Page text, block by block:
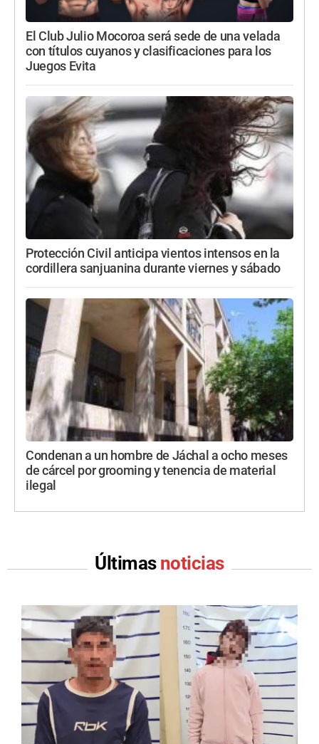
El Club Julio Mocoroa será sede de una velada
con títulos cuyanos y clasificaciones para los
Juegos Evita
Protección Civil anticipa vientos intensos en la
cordillera sanjuanina durante viernes y sábado
Condenan a un hombre de Jáchal a ocho meses
de cárcel por grooming y tenencia de material
ilegal
Últimas noticias